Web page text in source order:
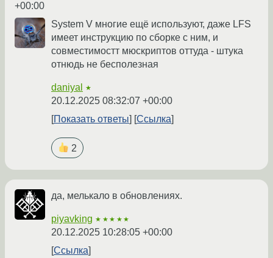
+00:00
System V многие ещё используют, даже LFS
имеет инструкцию по сборке с ним, и
совместимостт мюскриптов оттуда - штука
отнюдь не бесполезная
daniyal ★
20.12.2025 08:32:07 +00:00
Показать ответы
Ссылка
2
да, мелькало в обновлениях.
piyavking ★★★★★
20.12.2025 10:28:05 +00:00
Ссылка